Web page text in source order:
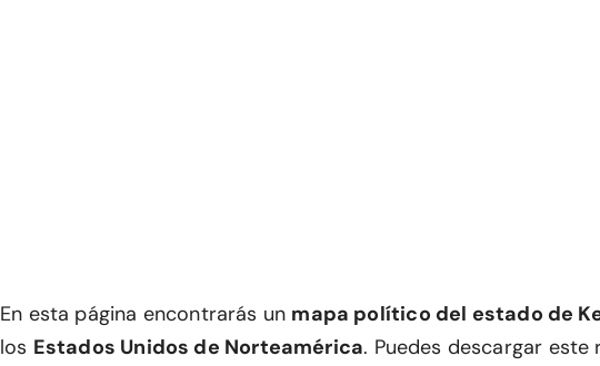
En esta página encontrarás un mapa político del estado de
los Estados Unidos de Norteamérica. Puedes descargar